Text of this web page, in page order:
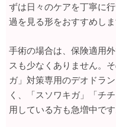
ずは日々のケアを丁寧に
過を見る形をおすすめしま
手術の場合は、保険適用
スも少なくありません。
ガ」対策専用のデオドラ
く、「スソワキガ」「チ
用している方も急増中です